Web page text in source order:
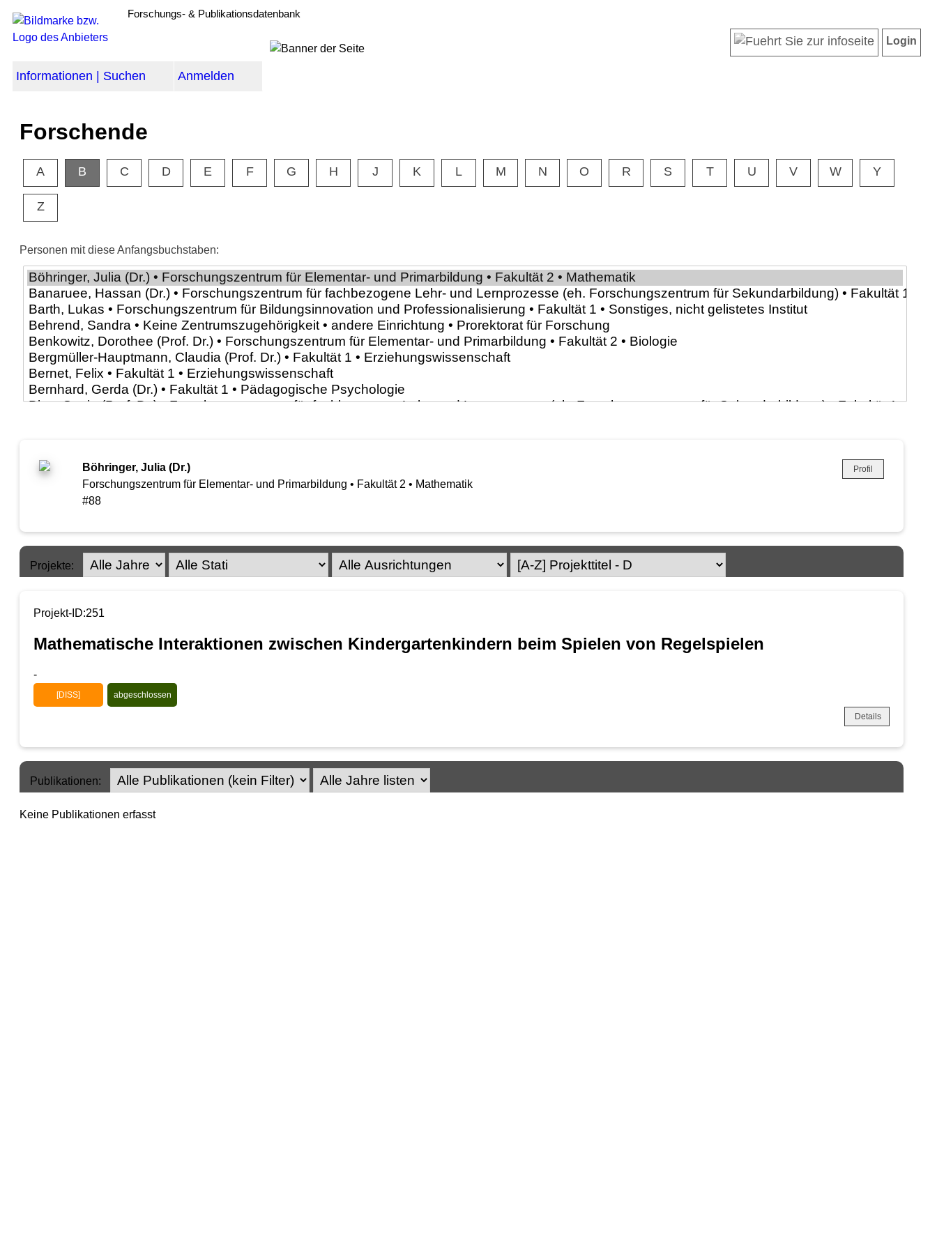
Forschungs- & Publikationsdatenbank
Informationen | Suchen Anmelden
Login
Forschende
A B C D E F G H J K L M N O R S T U V W Y
Z
Personen mit diese Anfangsbuchstaben:
Böhringer, Julia (Dr.)
Forschungszentrum für Elementar- und Primarbildung • Fakultät 2 • Mathematik
#88
Profil
Projekte:
Projekt-ID:251
Mathematische Interaktionen zwischen Kindergartenkindern beim Spielen von Regelspielen
-
[DISS] abgeschlossen
Details
Publikationen:
Keine Publikationen erfasst